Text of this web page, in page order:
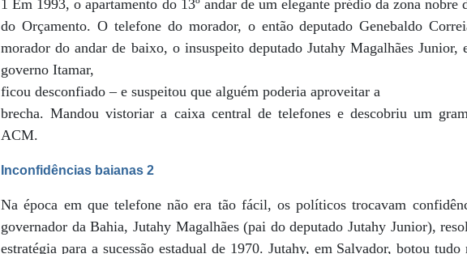
1 Em 1993, o apartamento do 13º andar de um elegante prédio da zona
do Orçamento. O telefone do morador, o então deputado Genebaldo
morador do andar de baixo, o insuspeito deputado Jutahy Magalhães
governo Itamar,
ficou desconfiado – e suspeitou que alguém poderia aproveitar a
brecha. Mandou vistoriar a caixa central de telefones e descobriu um
ACM.
Inconfidências baianas 2
Na época em que telefone não era tão fácil, os políticos trocavam
governador da Bahia, Jutahy Magalhães (pai do deputado Jutahy Junior),
estratégia para a sucessão estadual de 1970. Jutahy, em Salvador, botou